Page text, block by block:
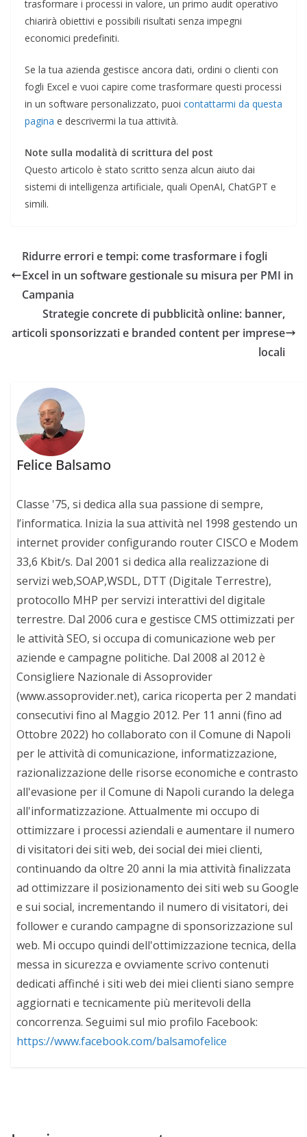
trasformare i processi in valore, un primo audit operativo
chiarirà obiettivi e possibili risultati senza impegni
economici predefiniti.
Se la tua azienda gestisce ancora dati, ordini o clienti con
fogli Excel e vuoi capire come trasformare questi processi
in un software personalizzato, puoi contattarmi da questa
pagina e descrivermi la tua attività.
Note sulla modalità di scrittura del post
Questo articolo è stato scritto senza alcun aiuto dai
sistemi di intelligenza artificiale, quali OpenAI, ChatGPT e
simili.
Ridurre errori e tempi: come trasformare i fogli
Excel in un software gestionale su misura per PMI in
Campania
Strategie concrete di pubblicità online: banner,
articoli sponsorizzati e branded content per imprese
locali
Felice Balsamo
Classe '75, si dedica alla sua passione di sempre,
l’informatica. Inizia la sua attività nel 1998 gestendo un
internet provider configurando router CISCO e Modem
33,6 Kbit/s. Dal 2001 si dedica alla realizzazione di
servizi web,SOAP,WSDL, DTT (Digitale Terrestre),
protocollo MHP per servizi interattivi del digitale
terrestre. Dal 2006 cura e gestisce CMS ottimizzati per
le attività SEO, si occupa di comunicazione web per
aziende e campagne politiche. Dal 2008 al 2012 è
Consigliere Nazionale di Assoprovider
(www.assoprovider.net), carica ricoperta per 2 mandati
consecutivi fino al Maggio 2012. Per 11 anni (fino ad
Ottobre 2022) ho collaborato con il Comune di Napoli
per le attività di comunicazione, informatizzazione,
razionalizzazione delle risorse economiche e contrasto
all'evasione per il Comune di Napoli curando la delega
all'informatizzazione. Attualmente mi occupo di
ottimizzare i processi aziendali e aumentare il numero
di visitatori dei siti web, dei social dei miei clienti,
continuando da oltre 20 anni la mia attività finalizzata
ad ottimizzare il posizionamento dei siti web su Google
e sui social, incrementando il numero di visitatori, dei
follower e curando campagne di sponsorizzazione sul
web. Mi occupo quindi dell'ottimizzazione tecnica, della
messa in sicurezza e ovviamente scrivo contenuti
dedicati affinché i siti web dei miei clienti siano sempre
aggiornati e tecnicamente più meritevoli della
concorrenza. Seguimi sul mio profilo Facebook:
https://www.facebook.com/balsamofelice